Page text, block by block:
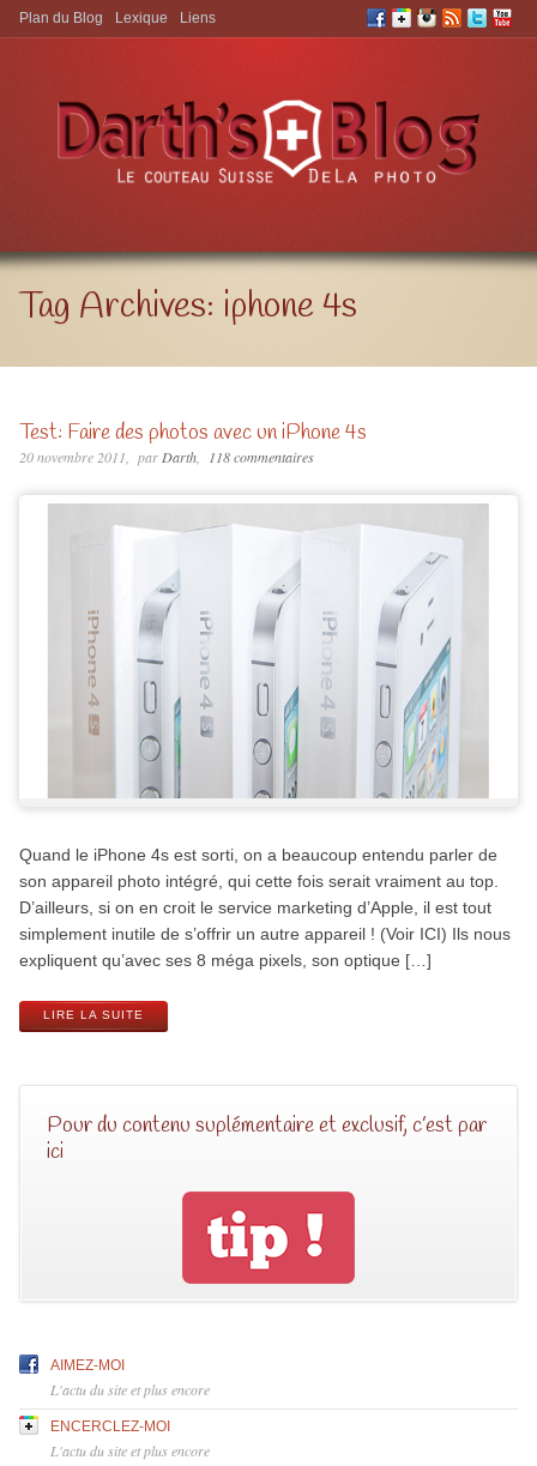
Aller à:
Plan du Blog Lexique Liens
Tag Archives: iphone 4s
Test: Faire des photos avec un iPhone 4s
20 novembre 2011 parDarth 118 commentaires
Quand le iPhone 4s est sorti, on a beaucoup entendu parler de
son appareil photo intégré, qui cette fois serait vraiment au top.
D’ailleurs, si on en croit le service marketing d’Apple, il est tout
simplement inutile de s’offrir un autre appareil ! (Voir ICI) Ils nous
expliquent qu’avec ses 8 méga pixels, son optique […]
LIRE LA SUITE
Pour du contenu suplémentaire et exclusif, c’est par
ici
AIMEZ-MOI
L'actu du site et plus encore
ENCERCLEZ-MOI
L'actu du site et plus encore